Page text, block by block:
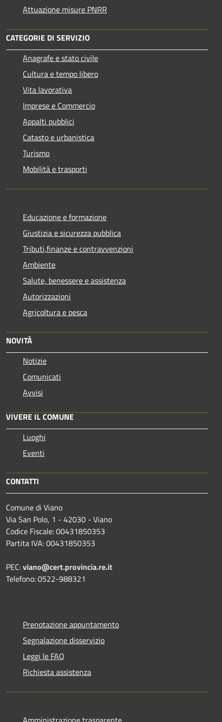
Attuazione misure PNRR
CATEGORIE DI SERVIZIO
Anagrafe e stato civile
Cultura e tempo libero
Vita lavorativa
Imprese e Commercio
Appalti pubblici
Catasto e urbanistica
Turismo
Mobilità e trasporti
Educazione e formazione
Giustizia e sicurezza pubblica
Tributi,finanze e contravvenzioni
Ambiente
Salute, benessere e assistenza
Autorizzazioni
Agricoltura e pesca
NOVITÀ
Notizie
Comunicati
Avvisi
VIVERE IL COMUNE
Luoghi
Eventi
CONTATTI
Comune di Viano
Via San Polo, 1 - 42030 - Viano
Codice Fiscale: 00431850353
Partita IVA: 00431850353
PEC:viano@cert.provincia.re.it
Telefono: 0522-988321
Prenotazione appuntamento
Segnalazione disservizio
Leggi le FAQ
Richiesta assistenza